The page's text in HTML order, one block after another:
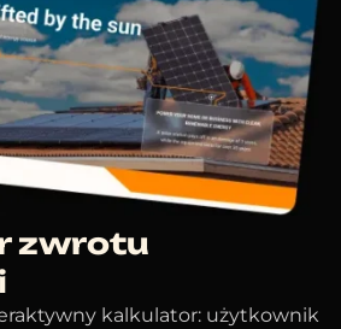
zwrotu
kalkulator: użytkownik